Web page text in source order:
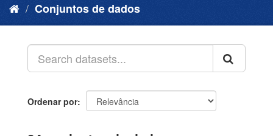
Conjuntos de dados
Ordenar por